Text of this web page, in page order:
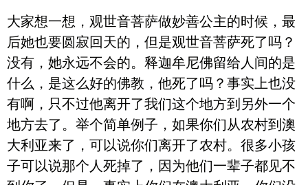
大家想一想，观世音菩萨做妙善公主的时候，最
后她也要圆寂回天的，但是观世音菩萨死了吗？
没有，她永远不会的。释迦牟尼佛留给人间的是
什么，是这么好的佛教，他死了吗？事实上也没
有啊，只不过他离开了我们这个地方到另外一个
地方去了。举个简单例子，如果你们从农村到澳
大利亚来了，可以说你们离开了农村。很多小孩
子可以说那个人死掉了，因为他们一辈子都见不